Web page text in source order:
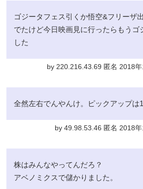
ゴジータフェス引くか悟空&フリーザ
でたけど今日映画見に行ったらもうゴ
した
by 220.216.43.69 匿名 2018
全然左右でんやんけ。ピックアップは
by 49.98.53.46 匿名 2018
株はみんなやってんだろ？
アベノミクスで儲かりました。